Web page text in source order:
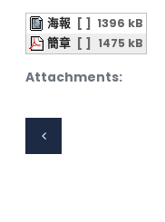
Attachments:
海報 [ ]
1396 kB
簡章 [ ] 1475 kB